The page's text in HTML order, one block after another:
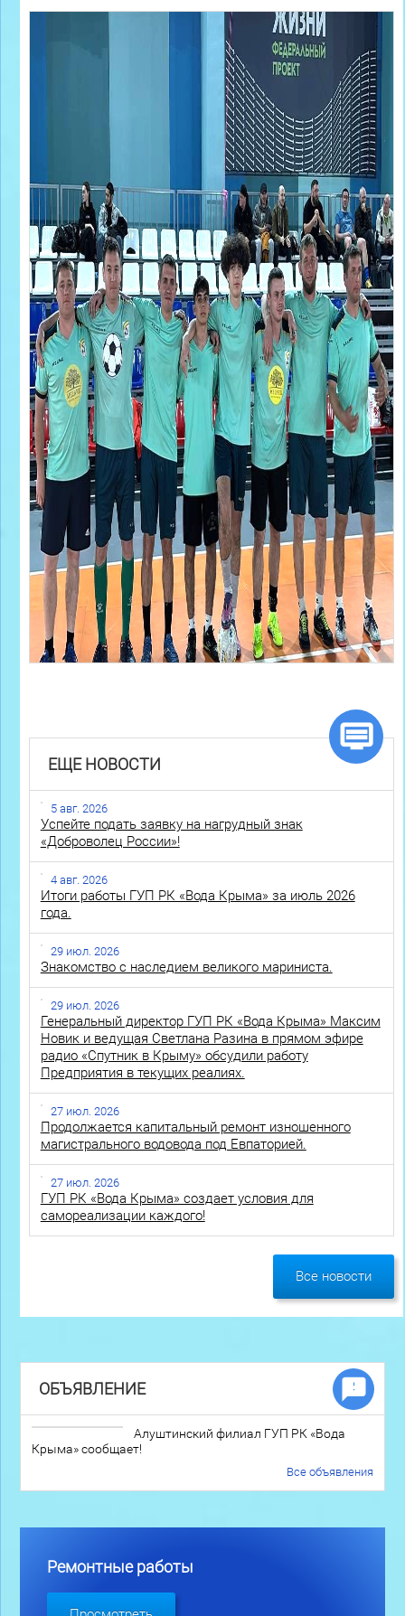
ЕЩЕ НОВОСТИ
5 авг. 2026
Успейте подать заявку на нагрудный знак
«Доброволец России»!
4 авг. 2026
Итоги работы ГУП РК «Вода Крыма» за июль 2026
года.
29 июл. 2026
Знакомство с наследием великого мариниста.
29 июл. 2026
Генеральный директор ГУП РК «Вода Крыма» Максим
Новик и ведущая Светлана Разина в прямом эфире
радио «Спутник в Крыму» обсудили работу
Предприятия в текущих реалиях.
27 июл. 2026
Продолжается капитальный ремонт изношенного
магистрального водовода под Евпаторией.
27 июл. 2026
ГУП РК «Вода Крыма» создает условия для
самореализации каждого!
Все новости
ОБЪЯВЛЕНИЕ
Алуштинский филиал ГУП РК «Вода
Крыма» сообщает!
Все объявления
Ремонтные работы